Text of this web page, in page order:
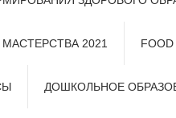
2021 FOOD
ДОШКОЛЬНОЕ